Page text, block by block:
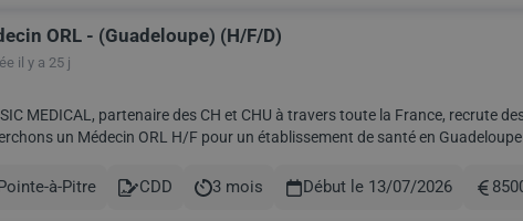
ORL - (Guadeloupe) (H/F/D)
il y a 25 j
MEDICAL, partenaire des CH et CHU à travers toute la France, recrute
un Médecin ORL H/F pour un établissement de santé en Guadeloupe. Date : Dés que possible + l'été Service :
à-Pitre
Contract
CDD
Durée
3 mois Début le 13/07/2026